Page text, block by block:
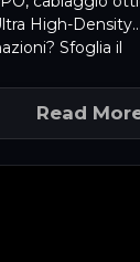
High-
Sfoglia il
Read